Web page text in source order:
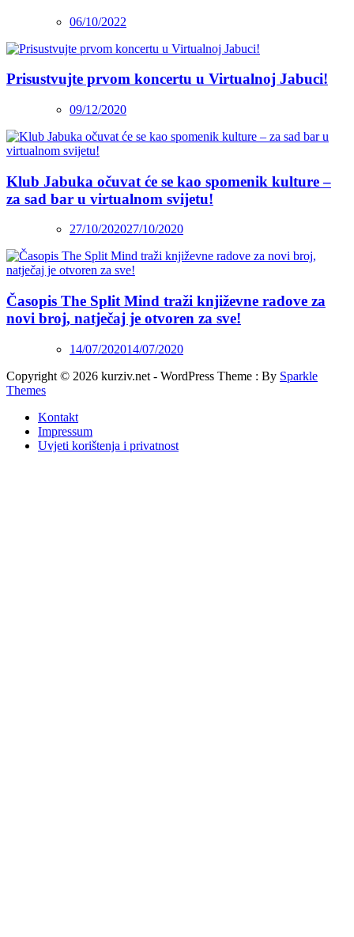
06/10/2022
Prisustvujte prvom koncertu u Virtualnoj Jabuci!
09/12/2020
Klub Jabuka očuvat će se kao spomenik kulture –
za sad bar u virtualnom svijetu!
27/10/202027/10/2020
Časopis The Split Mind traži književne radove za
novi broj, natječaj je otvoren za sve!
14/07/202014/07/2020
Copyright © 2026 kurziv.net - WordPress Theme : By Sparkle
Themes
Kontakt
Impressum
Uvjeti korištenja i privatnost